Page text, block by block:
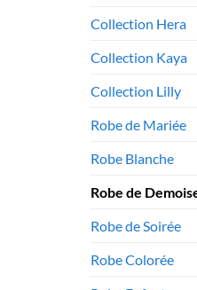
Collection Hera
Collection Kaya
Collection Lilly
Robe de Mariée
Robe Blanche
Robe de
Robe de Soirée
Robe Colorée